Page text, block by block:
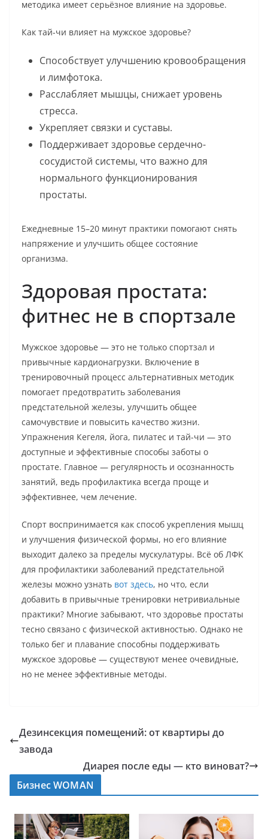
методика имеет серьёзное влияние на здоровье.
Как тай-чи влияет на мужское здоровье?
Способствует улучшению кровообращения
и лимфотока.
Расслабляет мышцы, снижает уровень
стресса.
Укрепляет связки и суставы.
Поддерживает здоровье сердечно-
сосудистой системы, что важно для
нормального функционирования
простаты.
Ежедневные 15–20 минут практики помогают снять
напряжение и улучшить общее состояние
организма.
Здоровая простата:
фитнес не в спортзале
Мужское здоровье — это не только спортзал и
привычные кардионагрузки. Включение в
тренировочный процесс альтернативных методик
помогает предотвратить заболевания
предстательной железы, улучшить общее
самочувствие и повысить качество жизни.
Упражнения Кегеля, йога, пилатес и тай-чи — это
доступные и эффективные способы заботы о
простате. Главное — регулярность и осознанность
занятий, ведь профилактика всегда проще и
эффективнее, чем лечение.
Спорт воспринимается как способ укрепления мышц
и улучшения физической формы, но его влияние
выходит далеко за пределы мускулатуры. Всё об ЛФК
для профилактики заболеваний предстательной
железы можно узнать вот здесь, но что, если
добавить в привычные тренировки нетривиальные
практики? Многие забывают, что здоровье простаты
тесно связано с физической активностью. Однако не
только бег и плавание способны поддерживать
мужское здоровье — существуют менее очевидные,
но не менее эффективные методы.
Дезинсекция помещений: от квартиры до
завода
Диарея после еды — кто виноват?
Бизнес WOMAN